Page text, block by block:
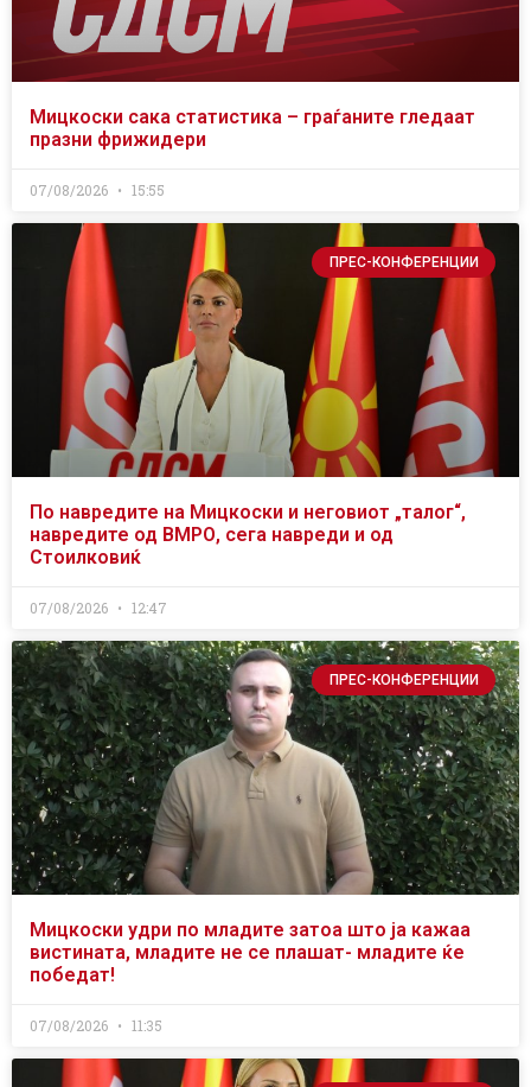
Мицкоски сака статистика – граѓаните гледаат
празни фрижидери
07/08/2026 15:55
ПРЕС-КОНФЕРЕНЦИИ
По навредите на Мицкоски и неговиот „талог“,
навредите од ВМРО, сега навреди и од
Стоилковиќ
07/08/2026 12:47
ПРЕС-КОНФЕРЕНЦИИ
Мицкоски удри по младите затоа што ја кажаа
вистината, младите не се плашат- младите ќе
победат!
07/08/2026 11:35